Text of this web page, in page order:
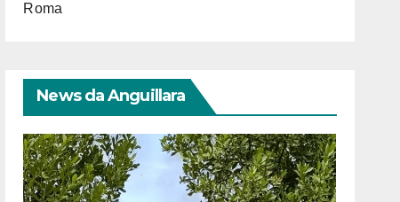
Roma
News da Anguillara